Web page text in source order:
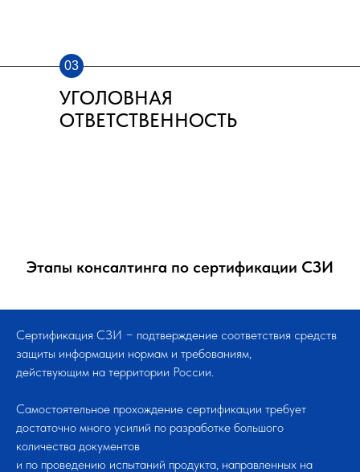
03
УГОЛОВНАЯ
ОТВЕТСТВЕННОСТЬ
Этапы консалтинга по сертификации СЗИ
Сертификация СЗИ − подтверждение соответствия средств
защиты информации нормам и требованиям,
действующим на территории России.
Самостоятельное прохождение сертификации требует
достаточно много усилий по разработке большого
количества документов
и по проведению испытаний продукта, направленных на